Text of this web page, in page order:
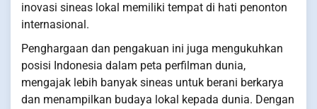
inovasi sineas lokal memiliki tempat di hati penonton
internasional.
Penghargaan dan pengakuan ini juga mengukuhkan
posisi Indonesia dalam peta perfilman dunia,
mengajak lebih banyak sineas untuk berani berkarya
dan menampilkan budaya lokal kepada dunia. Dengan